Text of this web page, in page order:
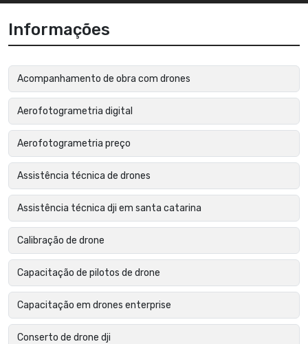
Informações
Acompanhamento de obra com drones
Aerofotogrametria digital
Aerofotogrametria preço
Assistência técnica de drones
Assistência técnica dji em santa catarina
Calibração de drone
Capacitação de pilotos de drone
Capacitação em drones enterprise
Conserto de drone dji